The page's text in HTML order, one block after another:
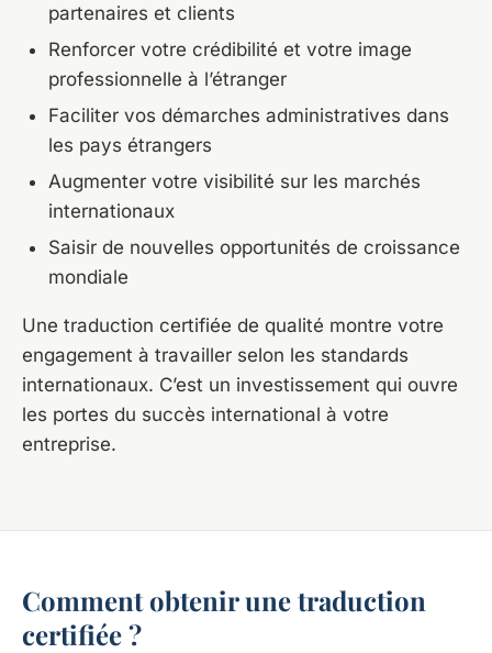
partenaires et clients
Renforcer votre crédibilité et votre image
professionnelle à l’étranger
Faciliter vos démarches administratives dans
les pays étrangers
Augmenter votre visibilité sur les marchés
internationaux
Saisir de nouvelles opportunités de croissance
mondiale
Une traduction certifiée de qualité montre votre
engagement à travailler selon les standards
internationaux. C’est un investissement qui ouvre
les portes du succès international à votre
entreprise.
Comment obtenir une traduction
certifiée ?